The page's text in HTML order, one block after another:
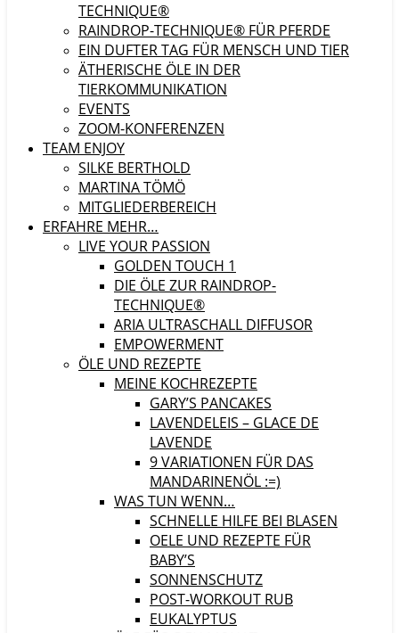
TECHNIQUE®
RAINDROP-TECHNIQUE® FÜR PFERDE
EIN DUFTER TAG FÜR MENSCH UND TIER
ÄTHERISCHE ÖLE IN DER
TIERKOMMUNIKATION
EVENTS
ZOOM-KONFERENZEN
TEAM ENJOY
SILKE BERTHOLD
MARTINA TÖMÖ
MITGLIEDERBEREICH
ERFAHRE MEHR…
LIVE YOUR PASSION
GOLDEN TOUCH 1
DIE ÖLE ZUR RAINDROP-
TECHNIQUE®
ARIA ULTRASCHALL DIFFUSOR
EMPOWERMENT
ÖLE UND REZEPTE
MEINE KOCHREZEPTE
GARY’S PANCAKES
LAVENDELEIS – GLACE DE
LAVENDE
9 VARIATIONEN FÜR DAS
MANDARINENÖL :=)
WAS TUN WENN…
SCHNELLE HILFE BEI BLASEN
OELE UND REZEPTE FÜR
BABY’S
SONNENSCHUTZ
POST-WORKOUT RUB
EUKALYPTUS